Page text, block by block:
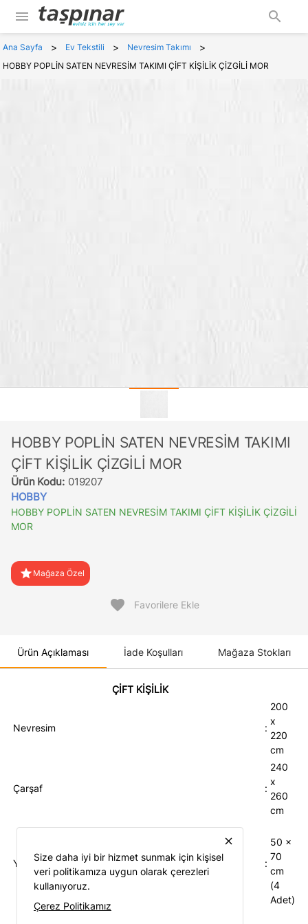
menu search
Ana Sayfa > Ev Tekstili > Nevresim Takımı >
HOBBY POPLİN SATEN NEVRESİM TAKIMI ÇİFT KİŞİLİK ÇİZGİLİ MOR
HOBBY POPLİN SATEN NEVRESİM TAKIMI
ÇİFT KİŞİLİK ÇİZGİLİ MOR
Ürün Kodu: 019207
HOBBY
HOBBY POPLİN SATEN NEVRESİM TAKIMI ÇİFT KİŞİLİK ÇİZGİLİ
MOR
star Mağaza Özel
favorite Favorilere Ekle
Ürün Açıklaması İade Koşulları Mağaza Stokları
ÇİFT KİŞİLİK
Nevresim :
200
x
220
cm
Çarşaf :
240
x
260
cm
Yastık :
50 x
70
cm
(4
Adet)
close
Size daha iyi bir hizmet sunmak için kişisel
veri politikamıza uygun olarak çerezleri
kullanıyoruz.
Çerez Politikamız